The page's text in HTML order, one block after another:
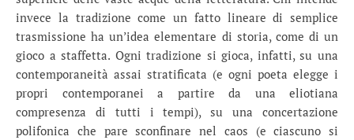
invece la tradizione come un fatto lineare di semplice
trasmissione ha un’idea elementare di storia, come di un
gioco a staffetta. Ogni tradizione si gioca, infatti, su una
contemporaneità assai stratificata (e ogni poeta elegge i
propri contemporanei a partire da una eliotiana
compresenza di tutti i tempi), su una concertazione
polifonica che pare sconfinare nel caos (e ciascuno si